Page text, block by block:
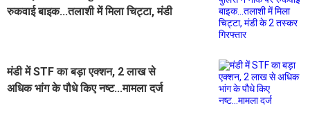
रुकवाई बाइक...तलाशी में मिला चिट्टा, मंडी
मंडी में STF का बड़ा एक्शन, 2 लाख से
अधिक भांग के पौधे किए नष्ट...मामला दर्ज